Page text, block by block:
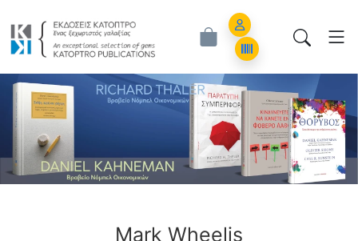
Εκδόσεις Κάτοπτρο - Επιστημονικά
Account
Orders
Mark Wheelis